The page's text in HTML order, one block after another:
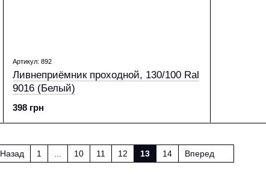
Артикул: 892
Ливнеприёмник проходной, 130/100 Ral
9016 (Белый)
398 грн
Назад 1 10 11 12 13 14 Вперед